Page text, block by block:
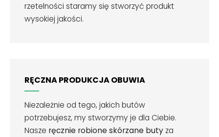
rzetelności staramy się stworzyć produkt
wysokiej jakości.
RĘCZNA PRODUKCJA OBUWIA
Niezależnie od tego, jakich butów
potrzebujesz, my stworzymy je dla Ciebie.
Nasze ręcznie robione skórzane buty za